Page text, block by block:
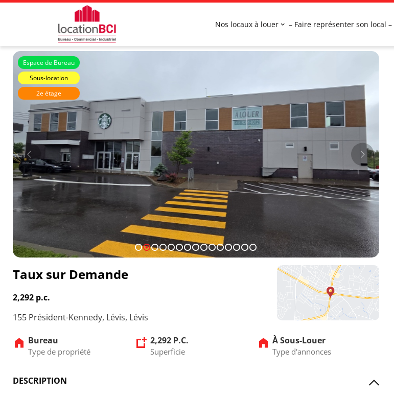
Nos locaux à louer – Faire représenter son local –
1 2 3 4 5 6 7 8 9101112131415
Espace de Bureau
Sous-location
2e étage
Taux sur Demande
2,292 p.c.
155 Président-Kennedy, Lévis, Lévis
Bureau
Type de propriété
2,292 P.C.
Superficie
À Sous-Louer
Type d'annonces
DESCRIPTION